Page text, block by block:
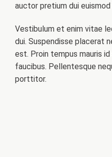
auctor pretium dui euismod
Vestibulum et enim vitae
dui. Suspendisse placerat
est. Proin tempus mauris
faucibus. Pellentesque
porttitor.